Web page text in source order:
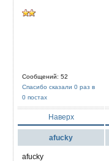
Сообщений: 52
Спасибо сказали 0 раз в
0 постах
Наверх
afucky
afucky